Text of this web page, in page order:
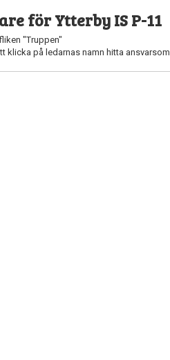
för Ytterby IS P-11
"Truppen"
klicka på ledarnas namn hitta